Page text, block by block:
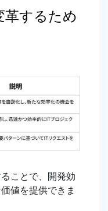
革するため
ことで、開発効
値を提供できま